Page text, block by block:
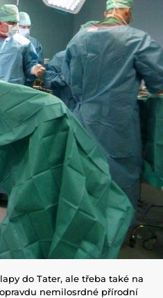
do Tater, ale třeba také na
nemilosrdné přírodní